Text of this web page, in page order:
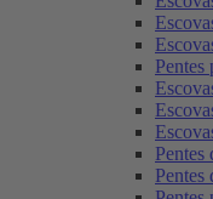
Pentes
Pentes
Pentes